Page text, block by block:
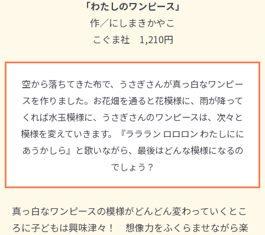
「わたしのワンピース」
作／にしまきかやこ
こぐま社 1,210円
空から落ちてきた布で、うさぎさんが真っ白なワンピー
スを作りました。お花畑を通ると花模様に、雨が降って
くれば水玉模様に、うさぎさんのワンピースは、次々と
模様を変えていきます。『ラララン ロロロン わたしにに
あうかしら』と歌いながら、最後はどんな模様になるの
でしょう？
真っ白なワンピースの模様がどんどん変わっていくとこ
ろに子どもは興味津々！ 想像力をふくらませながら楽